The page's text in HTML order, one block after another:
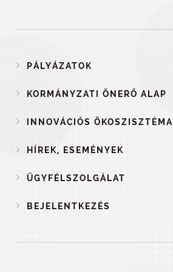
PÁLYÁZATOK
KORMÁNYZATI ÖNERŐ ALAP
INNOVÁCIÓS ÖKOSZISZTÉMA
HÍREK, ESEMÉNYEK
ÜGYFÉLSZOLGÁLAT
BEJELENTKEZÉS